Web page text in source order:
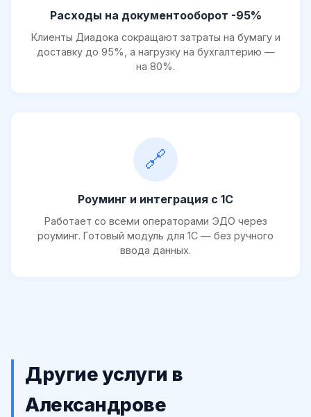
Расходы на документооборот -95%
Клиенты Диадока сокращают затраты на бумагу и
доставку до 95%, а нагрузку на бухгалтерию —
на 80%.
🔗
Роуминг и интеграция с 1С
Работает со всеми операторами ЭДО через
роуминг. Готовый модуль для 1С — без ручного
ввода данных.
Другие услуги в
Александрове